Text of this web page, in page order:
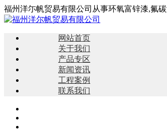
福州洋尓帆贸易有限公司从事环氧富锌漆,氟
网站首页
关于我们
产品专区
新闻资讯
工程案例
联系我们